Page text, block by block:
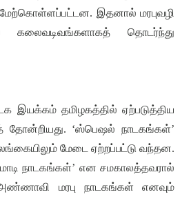
மேற்கொள்ளப்பட்டன. இதனால் மரபுவழி
கலைவடிவங்களாகத் தொடர்ந்து
இயக்கம் தமிழகத்தில் ஏற்படுத்திய
தோன்றியது. ‘ஸ்பெஷல் நாடகங்கள்’
மேடை ஏற்றப்பட்டு வந்தன.
நாடகங்கள்’ என சமகாலத்தவரால்
மரபு நாடகங்கள் எனவும்